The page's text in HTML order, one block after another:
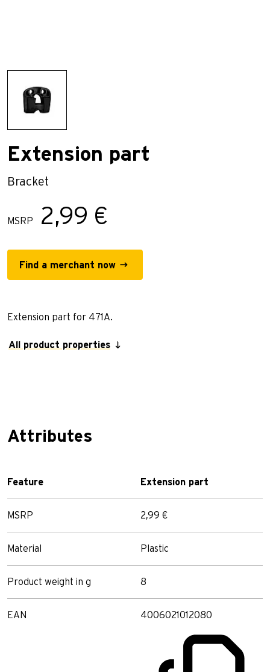
Extension part
Bracket
MSRP 2,99 €
Find a merchant now
Extension part for 471A.
All product properties
Attributes
Feature Extension part
MSRP 2,99 €
Material Plastic
Product weight in g 8
EAN 4006021012080